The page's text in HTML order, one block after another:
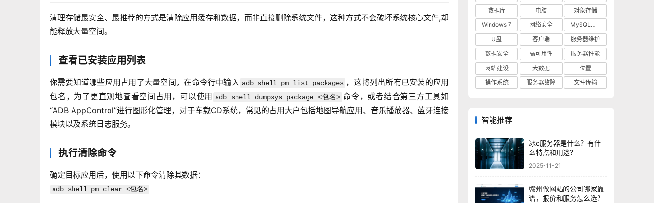
清理存储最安全、最推荐的方式是清除应用缓存和数据，而非直接删除系统文件，这种方式不会破坏系统核心文件,却
能释放大量空间。
查看已安装应用列表
你需要知道哪些应用占用了大量空间，在命令行中输入 adb shell pm list packages ，这将列出所有已安装的应用
包名，为了更直观地查看空间占用，可以使用
adb shell dumpsys package <包名> 命令，或者结合第三方工具如
“ADB AppControl”进行图形化管理，对于车载CD系统，常见的占用大户包括地图导航应用、音乐播放器、蓝牙连接
模块以及系统日志服务。
执行清除命令
确定目标应用后，使用以下命令清除其数据：
adb shell pm clear <包名>
数据库
电脑
对象存储
Windows 7
网络安全
MySQL数据库
U盘
客户端
服务器维护
数据安全
高可用性
服务器性能
网站建设
大数据
位置
操作系统
服务器故障 文件传输
智能推荐
冰c服务器是什么？有什
么特点和用途？
2025-11-21
赣州做网站的公司哪家靠
谱，报价和服务怎么选？